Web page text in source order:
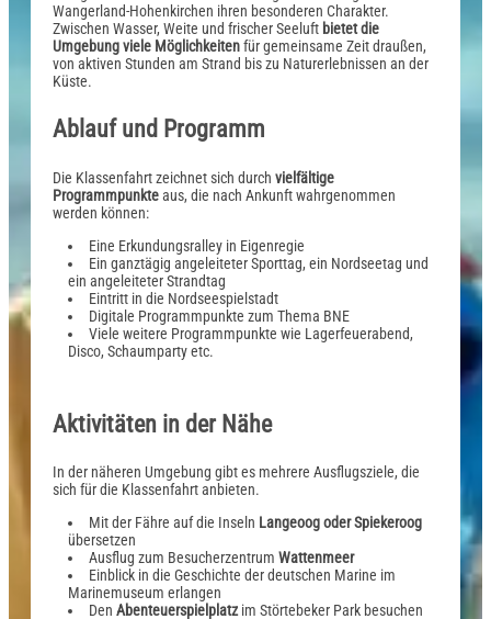
Wangerland-Hohenkirchen ihren besonderen Charakter.
Zwischen Wasser, Weite und frischer Seeluft bietet die
Umgebung viele Möglichkeitenfür gemeinsame Zeit draußen,
von aktiven Stunden am Strand bis zu Naturerlebnissen an der
Küste.
Ablauf und Programm
Die Klassenfahrt zeichnet sich durch vielfältige
Programmpunkteaus, die nach Ankunft wahrgenommen
werden können:
Eine Erkundungsralley in Eigenregie
Ein ganztägig angeleiteter Sporttag, ein Nordseetag und
ein angeleiteter Strandtag
Eintritt in die Nordseespielstadt
Digitale Programmpunkte zum Thema BNE
Viele weitere Programmpunkte wie Lagerfeuerabend,
Disco, Schaumparty etc.
Aktivitäten in der Nähe
In der näheren Umgebung gibt es mehrere Ausflugsziele, die
sich für die Klassenfahrt anbieten.
Mit der Fähre auf die Inseln Langeoog oder Spiekeroog
übersetzen
Ausflug zum Besucherzentrum Wattenmeer
Einblick in die Geschichte der deutschen Marine im
Marinemuseum erlangen
Den Abenteuerspielplatz im Störtebeker Park besuchen